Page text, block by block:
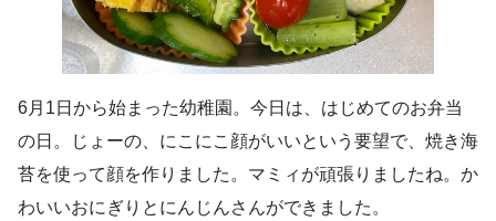
6月1日から始まった幼稚園。今日は、はじめてのお弁当
の日。じょーの、にこにこ顔がいいという要望で、焼き海
苔を使って顔を作りました。マミィが頑張りましたね。か
わいいおにぎりとにんじんさんができました。